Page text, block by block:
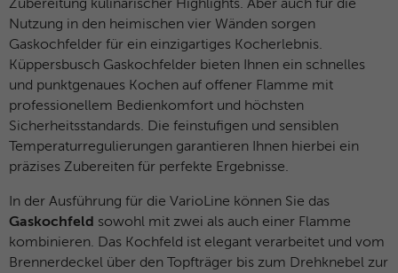
Zubereitung kulinarischer Highlights. Aber auch für die
Nutzung in den heimischen vier Wänden sorgen
Gaskochfelder für ein einzigartiges Kocherlebnis.
Küppersbusch Gaskochfelder bieten Ihnen ein schnelles
und punktgenaues Kochen auf offener Flamme mit
professionellem Bedienkomfort und höchsten
Sicherheitsstandards. Die feinstufigen und sensiblen
Temperaturregulierungen garantieren Ihnen hierbei ein
präzises Zubereiten für perfekte Ergebnisse.
In der Ausführung für die VarioLine können Sie das
Gaskochfeld sowohl mit zwei als auch einer Flamme
kombinieren. Das Kochfeld ist elegant verarbeitet und vom
Brennerdeckel über den Topfträger bis zum Drehknebel zur